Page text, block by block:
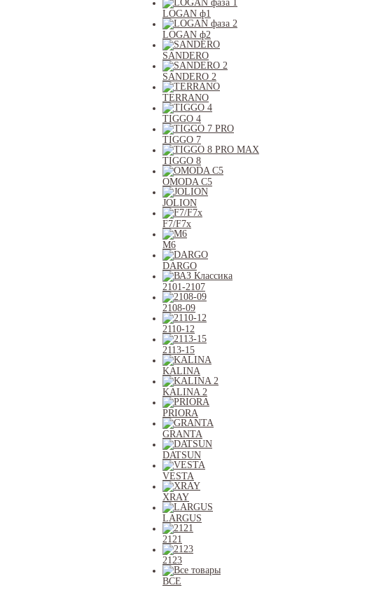
LOGAN ф1
LOGAN ф2
SANDERO
SANDERO 2
TERRANO
TIGGO 4
TIGGO 7
TIGGO 8
OMODA C5
JOLION
F7/F7x
M6
DARGO
2101-2107
2108-09
2110-12
2113-15
KALINA
KALINA 2
PRIORA
GRANTA
DATSUN
VESTA
XRAY
LARGUS
2121
2123
ВСЕ